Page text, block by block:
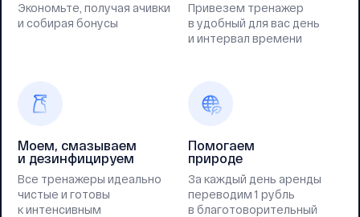
Экономьте, получая ачивки
и собирая бонусы
Привезем тренажер
в удобный для вас день
и интервал времени
Моем, смазываем
и дезинфицируем
Все тренажеры идеально
чистые и готовы
к интенсивным
Помогаем
природе
За каждый день аренды
переводим 1 рубль
в благотоворительный